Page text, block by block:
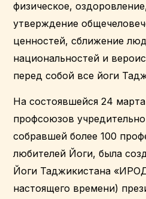
физическое,
утверждение
ценностей, сближение
национальностей и
перед собой все йоги
На состоявшейся 24
профсоюзов
собравшей более 100
любителей Йоги, была
Йоги Таджикистана
настоящего времени)